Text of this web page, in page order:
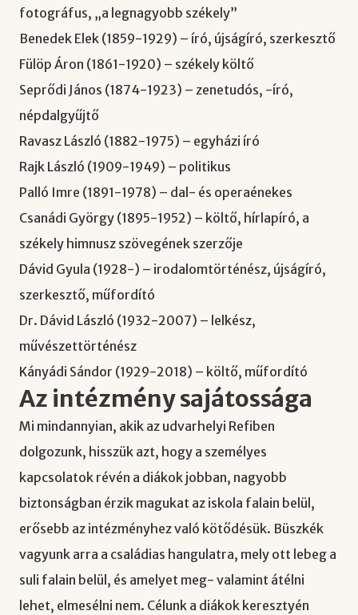
fotográfus, „a legnagyobb székely”
Benedek Elek (1859-1929) – író, újságíró, szerkesztő
Fülöp Áron (1861-1920) – székely költő
Seprődi János (1874-1923) – zenetudós, -író,
népdalgyűjtő
Ravasz László (1882-1975) – egyházi író
Rajk László (1909-1949) – politikus
Palló Imre (1891-1978) – dal- és operaénekes
Csanádi György (1895-1952) – költő, hírlapíró, a
székely himnusz szövegének szerzője
Dávid Gyula (1928-) – irodalomtörténész, újságíró,
szerkesztő, műfordító
Dr. Dávid László (1932-2007) – lelkész,
művészettörténész
Kányádi Sándor (1929-2018) – költő, műfordító
Az intézmény sajátossága
Mi mindannyian, akik az udvarhelyi Refiben
dolgozunk, hisszük azt, hogy a személyes
kapcsolatok révén a diákok jobban, nagyobb
biztonságban érzik magukat az iskola falain belül,
erősebb az intézményhez való kötődésük. Büszkék
vagyunk arra a családias hangulatra, mely ott lebeg a
suli falain belül, és amelyet meg- valamint átélni
lehet, elmesélni nem. Célunk a diákok keresztyén